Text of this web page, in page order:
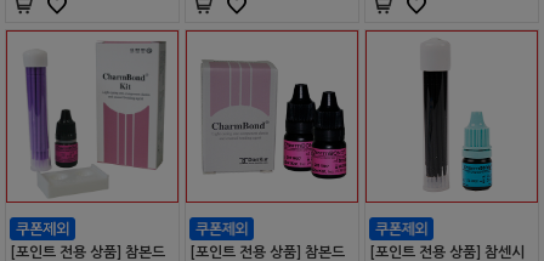
[포인트 전용 상품] 참본드
[포인트 전용 상품] 참본드
[포인트 전용 상품] 참센시